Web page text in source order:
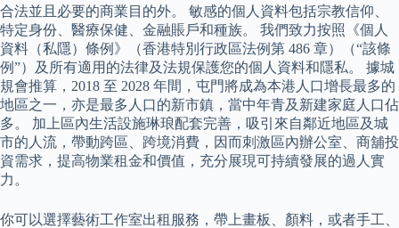
合法並且必要的商業目的外。 敏感的個人資料包括宗教信仰、
特定身份、醫療保健、金融賬戶和種族。 我們致力按照《個人
資料（私隱）條例》（香港特別行政區法例第 486 章）（“該條
例”）及所有適用的法律及法規保護您的個人資料和隱私。 據城
規會推算，2018 至 2028 年間，屯門將成為本港人口增長最多的
地區之一，亦是最多人口的新市鎮，當中年青及新建家庭人口佔
多。 加上區內生活設施琳琅配套完善，吸引來自鄰近地區及城
市的人流，帶動跨區、跨境消費，因而刺激區內辦公室、商舖投
資需求，提高物業租金和價值，充分展現可持續發展的過人實
力。
你可以選擇藝術工作室出租服務，帶上畫板、顏料，或者手工、